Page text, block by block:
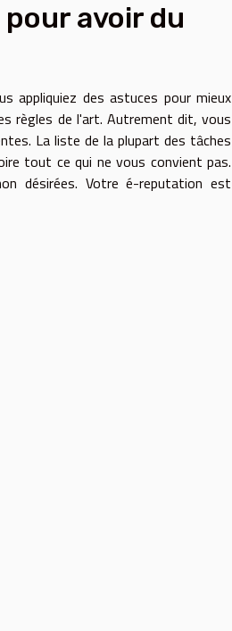
avoir du
appliquiez des astuces pour mieux
règles de l'art. Autrement dit, vous
La liste de la plupart des tâches
tout ce qui ne vous convient pas.
désirées. Votre é-reputation est